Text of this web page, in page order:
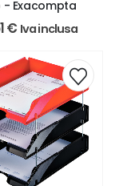
- Exacompta
€ Iva inclusa